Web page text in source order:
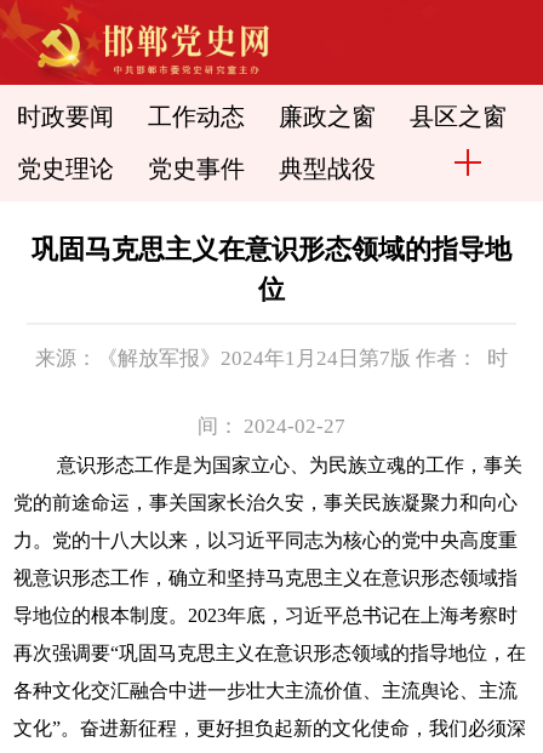
时政要闻 工作动态 廉政之窗 县区之窗
党史理论 党史事件 典型战役
巩固马克思主义在意识形态领域的指导地
位
来源：《解放军报》2024年1月24日第7版 作者： 时
间： 2024-02-27
意识形态工作是为国家立心、为民族立魂的工作，事关
党的前途命运，事关国家长治久安，事关民族凝聚力和向心
力。党的十八大以来，以习近平同志为核心的党中央高度重
视意识形态工作，确立和坚持马克思主义在意识形态领域指
导地位的根本制度。2023年底，习近平总书记在上海考察时
再次强调要“巩固马克思主义在意识形态领域的指导地位，在
各种文化交汇融合中进一步壮大主流价值、主流舆论、主流
文化”。奋进新征程，更好担负起新的文化使命，我们必须深